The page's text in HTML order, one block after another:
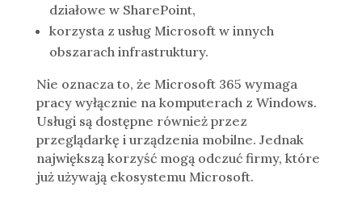
działowe w SharePoint,
korzysta z usług Microsoft w innych
obszarach infrastruktury.
Nie oznacza to, że Microsoft 365 wymaga
pracy wyłącznie na komputerach z Windows.
Usługi są dostępne również przez
przeglądarkę i urządzenia mobilne. Jednak
największą korzyść mogą odczuć firmy, które
już używają ekosystemu Microsoft.